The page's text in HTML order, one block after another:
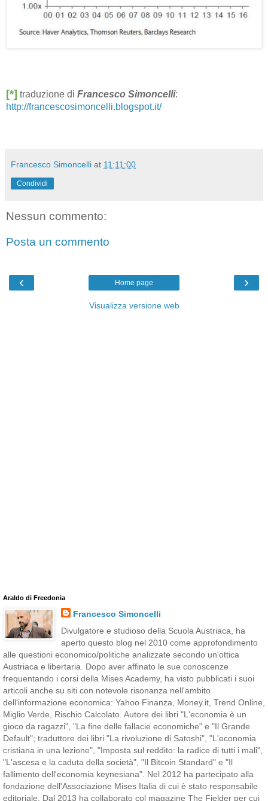
[*] traduzione di Francesco Simoncelli:
http://francescosimoncelli.blogspot.it/
Francesco Simoncelli at 11:11:00
Condividi
Nessun commento:
Posta un commento
‹ ›
Home page
Visualizza versione web
Araldo di Freedonia
Francesco Simoncelli
Divulgatore e studioso della Scuola Austriaca, ha
aperto questo blog nel 2010 come approfondimento
alle questioni economico/politiche analizzate secondo un'ottica
Austriaca e libertaria. Dopo aver affinato le sue conoscenze
frequentando i corsi della Mises Academy, ha visto pubblicati i suoi
articoli anche su siti con notevole risonanza nell'ambito
dell'informazione economica: Yahoo Finanza, Money.it, Trend Online,
Miglio Verde, Rischio Calcolato. Autore dei libri "L'economia è un
gioco da ragazzi", "La fine delle fallacie economiche" e "Il Grande
Default"; traduttore dei libri "La rivoluzione di Satoshi", "L'economia
cristiana in una lezione", "Imposta sul reddito: la radice di tutti i mali",
"L'ascesa e la caduta della società", "Il Bitcoin Standard" e "Il
fallimento dell'economia keynesiana". Nel 2012 ha partecipato alla
fondazione dell'Associazione Mises Italia di cui è stato responsabile
editoriale. Dal 2013 ha collaborato col magazine The Fielder per cui